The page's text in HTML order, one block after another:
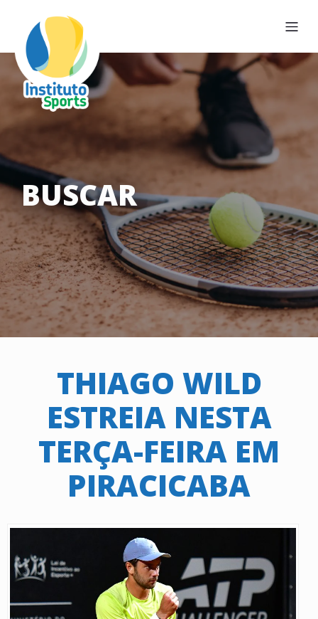
BUSCAR
THIAGO WILD
ESTREIA NESTA
TERÇA-FEIRA EM
PIRACICABA